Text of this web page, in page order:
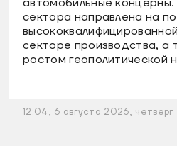
автомобильные
сектора направлена на
секторе производства, а
ростом геополитической
12:04, 6 августа 2026, четверг